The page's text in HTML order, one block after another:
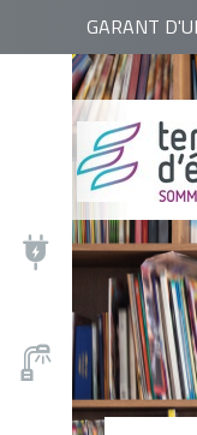
GARANT
QUI
SOMMES
NOUS
NOS
ACTIONS
ACTUALITÉS
AGENDA
BASE